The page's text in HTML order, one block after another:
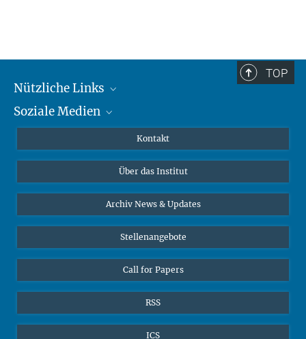
TOP
Nützliche Links
MMG Alumni Corner
Online-Vorträge
Interviews zum Thema "Diversity"
Soziale Medien
Bluesky
Kontakt
Über das Institut
Archiv News & Updates
Stellenangebote
Call for Papers
RSS
ICS